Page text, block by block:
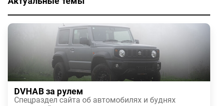
DVHAB за рулем
Спецраздел сайта об автомобилях и буднях